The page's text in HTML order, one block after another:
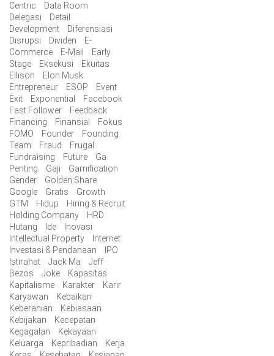
Centric
Data Room
Delegasi
Detail
Development
Diferensiasi
Disrupsi
Dividen
E-
Commerce
E-Mail
Early
Stage
Eksekusi
Ekuitas
Ellison
Elon Musk
Entrepreneur
ESOP
Event
Exit
Exponential
Facebook
Fast Follower
Feedback
Financing
Finansial
Fokus
FOMO
Founder
Founding
Team
Fraud
Frugal
Fundraising
Future
Ga
Penting
Gaji
Gamification
Gender
Golden Share
Google
Gratis
Growth
GTM
Hidup
Hiring & Recruit
Holding Company
HRD
Hutang
Ide
Inovasi
Intellectual Property
Internet
Investasi & Pendanaan
IPO
Istirahat
Jack Ma
Jeff
Bezos
Joke
Kapasitas
Kapitalisme
Karakter
Karir
Karyawan
Kebaikan
Keberanian
Kebiasaan
Kebijakan
Kecepatan
Kegagalan
Kekayaan
Keluarga
Kepribadian
Kerja